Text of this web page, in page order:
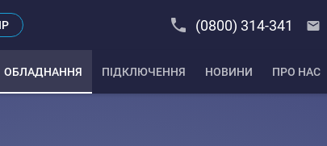
(0800) 314-341
ОБЛАДНАННЯ ПІДКЛЮЧЕННЯ НОВИНИ ПРО НАС